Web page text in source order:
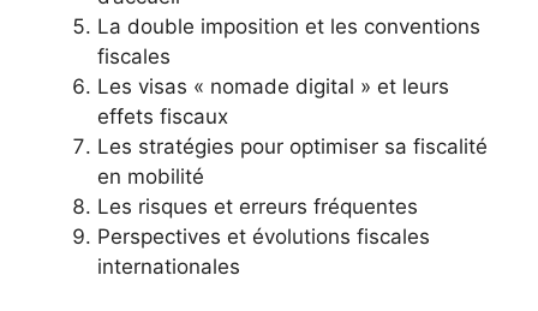
La double imposition et les conventions
fiscales
Les visas « nomade digital » et leurs
effets fiscaux
Les stratégies pour optimiser sa fiscalité
en mobilité
Les risques et erreurs fréquentes
Perspectives et évolutions fiscales
internationales